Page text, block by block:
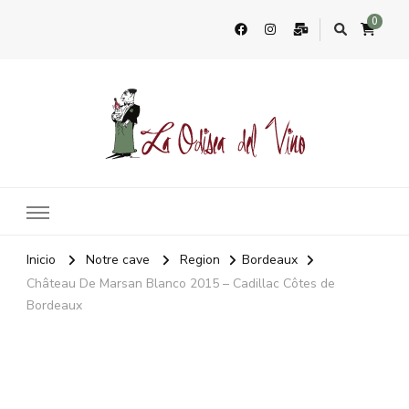
0
Inicio Notre cave Region
Bordeaux
Château De Marsan Blanco 2015 – Cadillac Côtes de
Bordeaux